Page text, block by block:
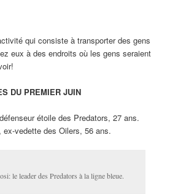
qui consiste à transporter des gens
eux à des endroits où les gens seraient
DU PREMIER JUIN
étoile des Predators, 27 ans.
ex-vedette des Oilers, 56 ans.
le leader des Predators à la ligne bleue.